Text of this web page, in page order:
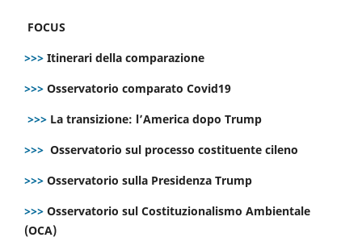
FOCUS
>>> Itinerari della comparazione
>>> Osservatorio comparato Covid19
>>> La transizione: l’America dopo Trump
>>> Osservatorio sul processo costituente cileno
>>> Osservatorio sulla Presidenza Trump
>>> Osservatorio sul Costituzionalismo Ambientale
(OCA)